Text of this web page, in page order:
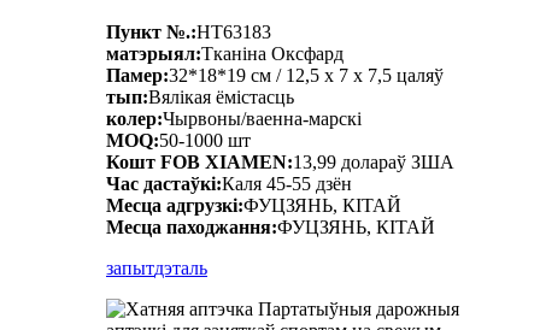
Пункт №.:HT63183
матэрыял:Тканіна Оксфард
Памер:32*18*19 см / 12,5 х 7 х 7,5 цаляў
тып:Вялікая ёмістасць
колер:Чырвоны/ваенна-марскі
MOQ:50-1000 шт
Кошт FOB XIAMEN:13,99 долараў ЗША
Час дастаўкі:Каля 45-55 дзён
Месца адгрузкі:ФУЦЗЯНЬ, КІТАЙ
Месца паходжання:ФУЦЗЯНЬ, КІТАЙ
запытдэталь